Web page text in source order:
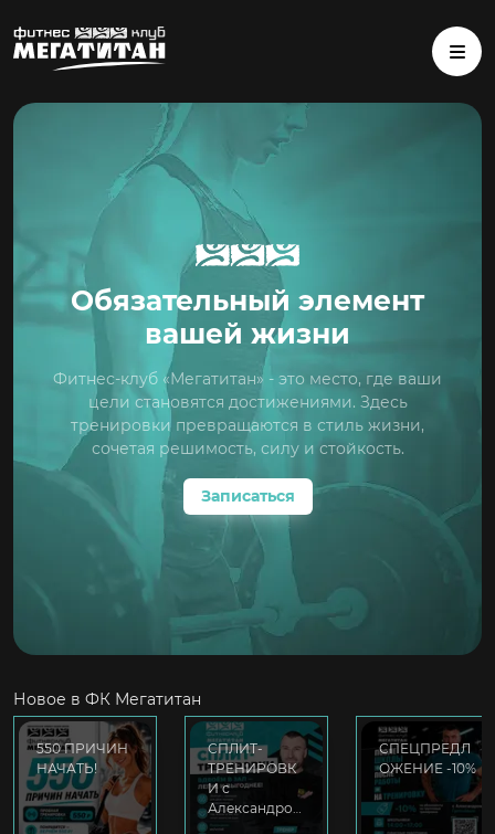
Обязательный элемент
вашей жизни
Фитнес-клуб «Мегатитан» - это место, где ваши
цели становятся достижениями. Здесь
тренировки превращаются в стиль жизни,
сочетая решимость, силу и стойкость.
Записаться
Новое в ФК Мегатитан
550 ПРИЧИН
НАЧАТЬ!
СПЛИТ-
ТРЕНИРОВК
И с
Александро…
СПЕЦПРЕДЛ
ОЖЕНИЕ -10%